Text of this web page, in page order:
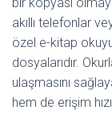
akıllı telefonlar
özel e-kitap
dosyalarıdır.
ulaşmasını
hem de erişim